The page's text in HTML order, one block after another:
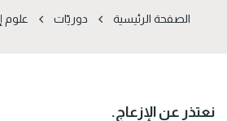
الصفحة الرئيسية دوریّات علوم
نعتذر عن الإزعاج.